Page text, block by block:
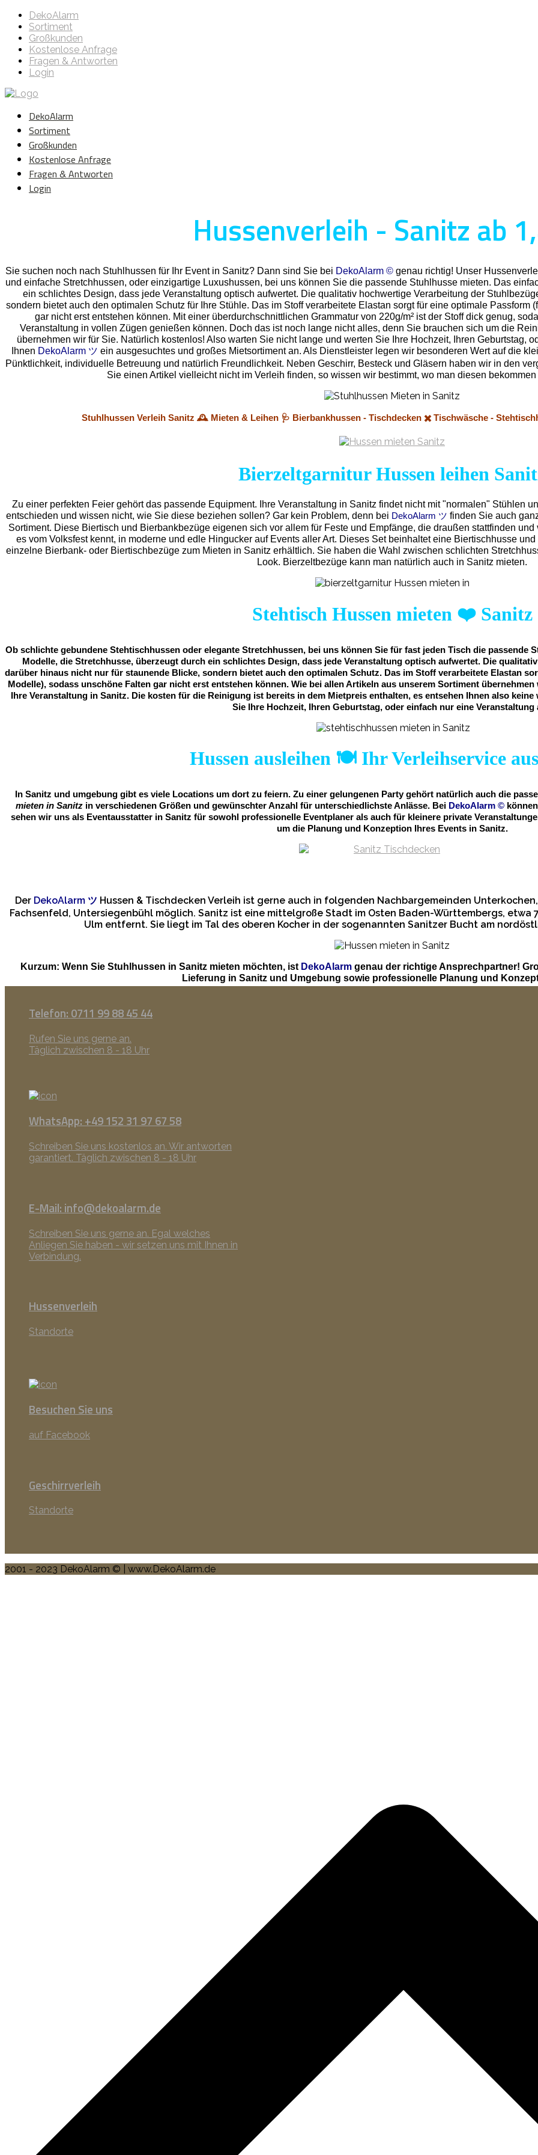
DekoAlarm
Sortiment
Großkunden
Kostenlose Anfrage
Fragen & Antworten
Login
DekoAlarm
Sortiment
Großkunden
Kostenlose Anfrage
Fragen & Antworten
Login
Hussenverleih - Sanitz ab
Sie suchen noch nach Stuhlhussen für Ihr Event in Sanitz? Dann sind Sie bei DekoAlarm ©genau richtig! Unser
und einfache Stretchhussen, oder einzigartige Luxushussen, bei uns können Sie die passende Stuhlhusse mieten. Das
ein schlichtes Design, dass jede Veranstaltung optisch aufwertet. Die qualitativ hochwertige Verarbeitung der
sondern bietet auch den optimalen Schutz für Ihre Stühle. Das im Stoff verarbeitete Elastan sorgt für eine optimale
gar nicht erst entstehen können. Mit einer überdurchschnittlichen Grammatur von 220g/m² ist der Stoff dick genug,
Veranstaltung in vollen Zügen genießen können. Doch das ist noch lange nicht alles, denn Sie brauchen sich um die
übernehmen wir für Sie. Natürlich kostenlos! Also warten Sie nicht lange und werten Sie Ihre Hochzeit, Ihren Geburtstag,
Ihnen DekoAlarm ツ ein ausgesuchtes und großes Mietsortiment an. Als Dienstleister legen wir besonderen Wert auf die
Pünktlichkeit, individuelle Betreuung und natürlich Freundlichkeit. Neben Geschirr, Besteck und Gläsern haben wir in den
Sie einen Artikel vielleicht nicht im Verleih finden, so wissen wir bestimmt, wo man diesen
Stuhlhussen Verleih Sanitz 🕰️ Mieten & Leihen 🩺 Bierbankhussen - Tischdecken ✖️ Tischwäsche -
Bierzeltgarnitur Hussen leihen
Zu einer perfekten Feier gehört das passende Equipment.
Ihre Veranstaltung in Sanitz findet nicht mit "normalen" Stühlen
entschieden und wissen nicht, wie Sie diese beziehen sollen? Gar kein Problem, denn bei DekoAlarm ツ finden Sie auch
Sortiment. Diese Biertisch und Bierbankbezüge eigenen sich vor allem für Feste und Empfänge, die draußen stattfinden
es vom Volksfest kennt, in moderne und edle Hingucker auf Events aller Art. Dieses Set beinhaltet eine Biertischhusse
einzelne Bierbank- oder Biertischbezüge zum Mieten in Sanitz erhältlich. Sie haben die Wahl zwischen schlichten
Look. Bierzeltbezüge kann man natürlich auch in Sanitz mieten.
Stehtisch Hussen mieten ❤️Sanitz
Ob schlichte gebundene Stehtischhussen oder elegante Stretchhussen, bei uns können Sie für fast jeden Tisch die passende
Modelle, die Stretchhusse, überzeugt durch ein schlichtes Design, dass jede Veranstaltung optisch aufwertet. Die
darüber hinaus nicht nur für staunende Blicke, sondern bietet auch den optimalen Schutz. Das im Stoff verarbeitete Elastan
Modelle), sodass unschöne Falten gar nicht erst entstehen können. Wie bei allen Artikeln aus unserem Sortiment
Ihre Veranstaltung in Sanitz. Die kosten für die Reinigung ist bereits in dem Mietpreis enthalten, es entsehen Ihnen also
Sie Ihre Hochzeit, Ihren Geburtstag, oder einfach nur eine Veranstaltung
Hussen ausleihen 🍽️ Ihr Verleihservice
In Sanitz und umgebung gibt es viele Locations um dort zu feiern. Zu einer gelungenen Party gehört natürlich auch die
mieten in Sanitzin verschiedenen Größen und gewünschter Anzahl für unterschiedlichste Anlässe. Bei DekoAlarm ©
sehen wir uns als Eventausstatter in Sanitz für sowohl professionelle Eventplaner als auch für kleinere private
um die Planung und Konzeption Ihres Events in Sanitz.
Der DekoAlarm ツ Hussen & Tischdecken Verleih ist gerne auch in folgenden Nachbargemeinden
Fachsenfeld, Untersiegenbühl möglich. Sanitz ist eine mittelgroße Stadt im Osten Baden-Württembergs,
Ulm entfernt. Sie liegt im Tal des oberen Kocher in der sogenannten Sanitzer Bucht am
Kurzum: Wenn Sie Stuhlhussen in Sanitz mieten möchten, ist DekoAlarm genau der richtige Ansprechpartner!
Lieferung in Sanitz und Umgebung sowie professionelle Planung und
Telefon: 0711 99 88 45 44
Rufen Sie uns gerne an.
Täglich zwischen 8 - 18 Uhr
WhatsApp: +49 152 31 97 67 58
Schreiben Sie uns kostenlos an. Wir antworten
garantiert. Täglich zwischen 8 - 18 Uhr
E-Mail: info@dekoalarm.de
Schreiben Sie uns gerne an. Egal welches
Anliegen Sie haben - wir setzen uns mit Ihnen in
Verbindung.
Hussenverleih
Standorte
Besuchen Sie uns
auf Facebook
Geschirrverleih
Standorte
2001 - 2023 DekoAlarm © | www.DekoAlarm.de